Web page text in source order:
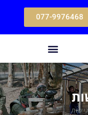
077-9976468